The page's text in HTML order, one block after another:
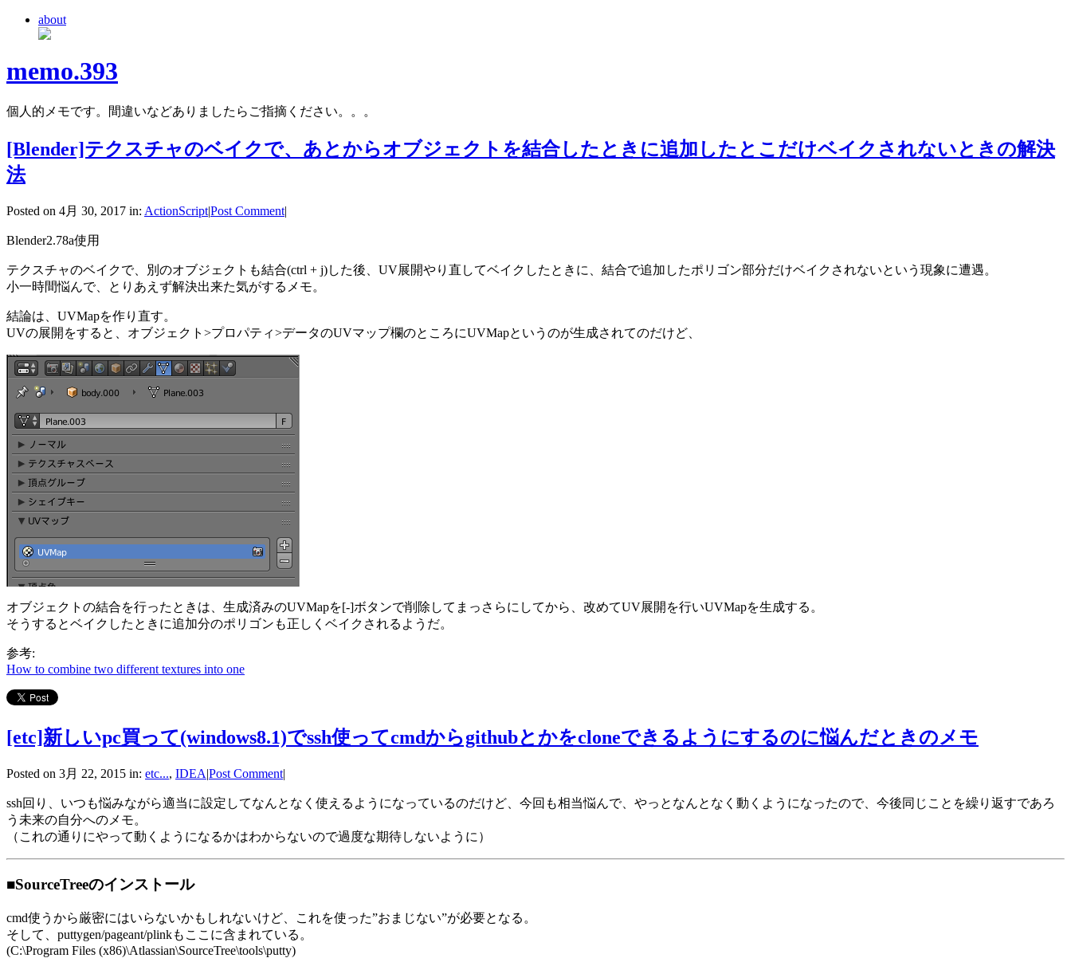
about
memo.393
個人的メモです。間違いなどありましたらご指摘ください。。。
[Blender]テクスチャのベイクで、あとからオブジェクトを結合したときに追加したとこだけベイクされないときの解決
法
Posted on 4月 30, 2017 in: ActionScript|Post Comment|
Blender2.78a使用
テクスチャのベイクで、別のオブジェクトも結合(ctrl + j)した後、UV展開やり直してベイクしたときに、結合で追加したポリゴン部分だけベイクされないという現象に遭遇。
小一時間悩んで、とりあえず解決出来た気がするメモ。
結論は、UVMapを作り直す。
UVの展開をすると、オブジェクト>プロパティ>データのUVマップ欄のところにUVMapというのが生成されてのだけど、
オブジェクトの結合を行ったときは、生成済みのUVMapを[-]ボタンで削除してまっさらにしてから、改めてUV展開を行いUVMapを生成する。
そうするとベイクしたときに追加分のポリゴンも正しくベイクされるようだ。
参考:
How to combine two different textures into one
[etc]新しいpc買って(windows8.1)でssh使ってcmdからgithubとかをcloneできるようにするのに悩んだときのメモ
Posted on 3月 22, 2015 in: etc..., IDEA|Post Comment|
ssh回り、いつも悩みながら適当に設定してなんとなく使えるようになっているのだけど、今回も相当悩んで、やっとなんとなく動くようになったので、今後同じことを繰り返すであろ
う未来の自分へのメモ。
（これの通りにやって動くようになるかはわからないので過度な期待しないように）
■SourceTreeのインストール
cmd使うから厳密にはいらないかもしれないけど、これを使った”おまじない”が必要となる。
そして、puttygen/pageant/plinkもここに含まれている。
(C:\Program Files (x86)\Atlassian\SourceTree\tools\putty)